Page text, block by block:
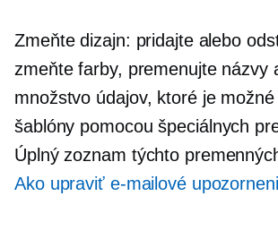
Zmeňte dizajn: pridajte alebo
zmeňte farby, premenujte názvy
množstvo údajov, ktoré je
šablóny pomocou špeciálnych
Úplný zoznam týchto
Ako upraviť e-mailové